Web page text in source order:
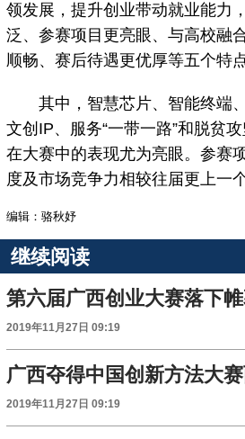
领发展，提升创业带动就业能力
泛、参赛项目更亮眼、与高校融
顺畅、赛后待遇更优厚等五个特点
其中，智慧芯片、智能终端、
文创IP、服务“一带一路”和脱贫
在大赛中的表现尤为亮眼。参赛
度及市场竞争力相较往届更上一
编辑：骆秋妤
继续阅读
第六届广西创业大赛落下
2019年11月27日 09:19
广西夺得中国创新方法大
2019年11月27日 09:19